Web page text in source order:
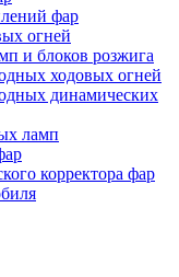
фар
огней
и блоков розжига
ходовых огней
динамических
ламп
корректора фар